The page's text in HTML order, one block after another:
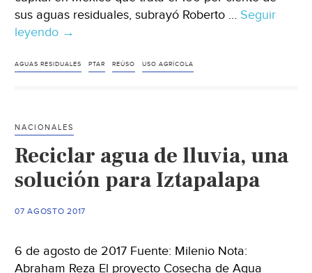
sus aguas residuales, subrayó Roberto … Seguir
leyendo Sonora:
Hermosillo
cinco
ciudades
que
tratan
el
100
→
AGUAS RESIDUALES PTAR REÚSO USO AGRÍCOLA
NACIONALES
Reciclar agua de lluvia, una
solución para Iztapalapa
07 AGOSTO 2017
6 de agosto de 2017 Fuente: Milenio Nota:
Abraham Reza El proyecto Cosecha de Agua